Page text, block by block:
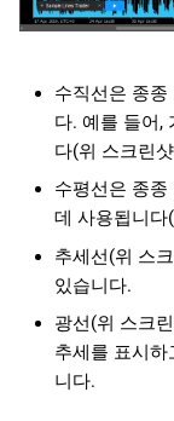
수직선은 종
다. 예를 들어,
다(위 스크린
수평선은 종
데 사용됩니다
추세선(위 스
있습니다.
광선(위 스크
추세를 표시
니다.